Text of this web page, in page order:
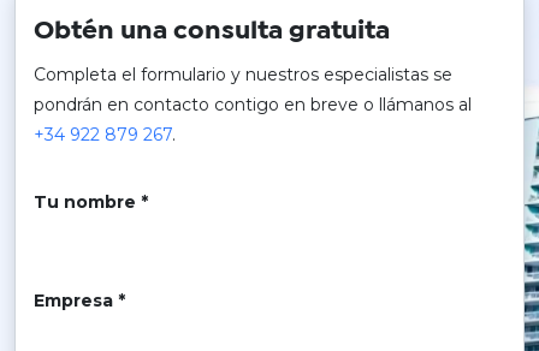
Obtén una consulta gratuita
Completa el formulario y nuestros especialistas se
pondrán en contacto contigo en breve o llámanos al
+34 922 879 267.
Tu nombre *
Empresa *